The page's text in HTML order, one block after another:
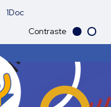
1Doc
Contraste